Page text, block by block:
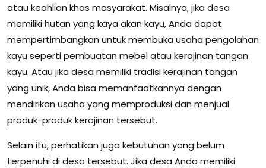
atau keahlian khas masyarakat. Misalnya, jika desa
memiliki hutan yang kaya akan kayu, Anda dapat
mempertimbangkan untuk membuka usaha pengolahan
kayu seperti pembuatan mebel atau kerajinan tangan
kayu. Atau jika desa memiliki tradisi kerajinan tangan
yang unik, Anda bisa memanfaatkannya dengan
mendirikan usaha yang memproduksi dan menjual
produk-produk kerajinan tersebut.
Selain itu, perhatikan juga kebutuhan yang belum
terpenuhi di desa tersebut. Jika desa Anda memiliki